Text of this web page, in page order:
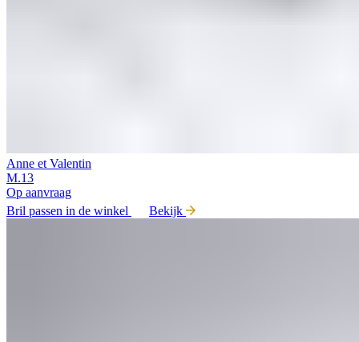
Anne et Valentin
M.13
Op aanvraag
Bril passen in de winkel
Bekijk